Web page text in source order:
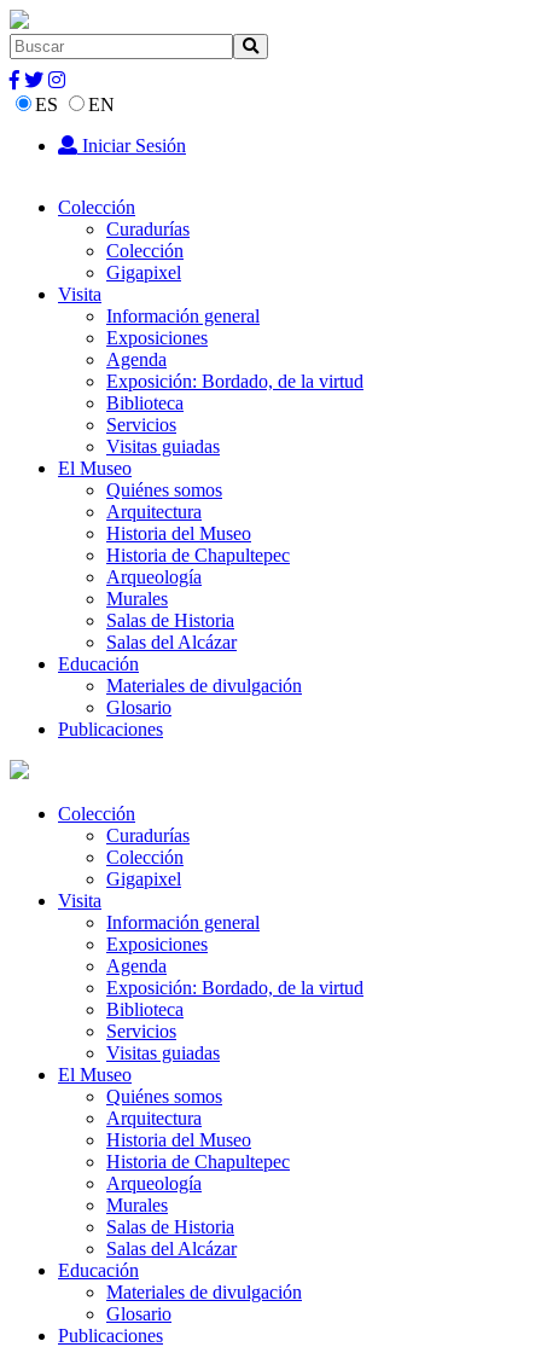
ES
EN
Iniciar Sesión
Colección
Curadurías
Colección
Gigapixel
Visita
Información general
Exposiciones
Agenda
Exposición: Bordado, de la virtud
Biblioteca
Servicios
Visitas guiadas
El Museo
Quiénes somos
Arquitectura
Historia del Museo
Historia de Chapultepec
Arqueología
Murales
Salas de Historia
Salas del Alcázar
Educación
Materiales de divulgación
Glosario
Publicaciones
Colección
Curadurías
Colección
Gigapixel
Visita
Información general
Exposiciones
Agenda
Exposición: Bordado, de la virtud
Biblioteca
Servicios
Visitas guiadas
El Museo
Quiénes somos
Arquitectura
Historia del Museo
Historia de Chapultepec
Arqueología
Murales
Salas de Historia
Salas del Alcázar
Educación
Materiales de divulgación
Glosario
Publicaciones